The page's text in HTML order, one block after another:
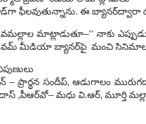
ఫీలవుతున్నాను. ఈ
మాట్లాడుతూ–‘‘ నాకు ఎప్పుడు
శివమ్‌ మీడియా బ్యానర్‌పై మంచి సినిమాలు
సందీప్, ఆడుగాలం
,పీఆర్‌వో– మధు వి.ఆర్, మూర్తి